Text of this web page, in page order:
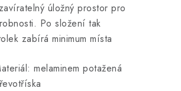
úložný prostor pro
Po složení tak
zabírá minimum místa
melaminem potažená